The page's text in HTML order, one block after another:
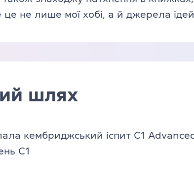
це не лише мої хобі, а й джерела
шлях
кембриджський іспит C1
C1